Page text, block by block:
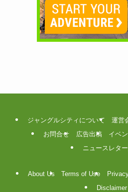
ジャングルシティについて 運営
お問合せ
広告出稿
イベ
ニュースレタ
About Us Terms of Use
Disclaimer